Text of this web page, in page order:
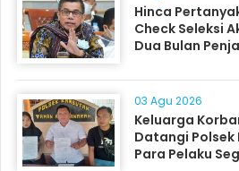
Hinca
Check Seleksi
Dua Bulan
03 Agu 2026
Keluarga
Datangi
Para Pelaku